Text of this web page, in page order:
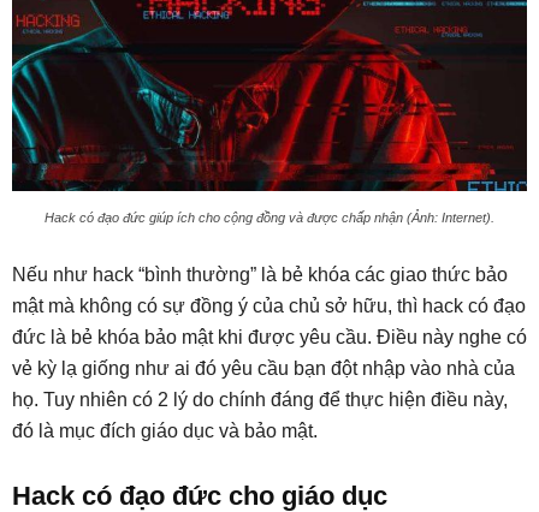
Hack có đạo đức giúp ích cho cộng đồng và được chấp nhận (Ảnh: Internet).
Nếu như hack “bình thường” là bẻ khóa các giao thức bảo
mật mà không có sự đồng ý của chủ sở hữu, thì hack có đạo
đức là bẻ khóa bảo mật khi được yêu cầu. Điều này nghe có
vẻ kỳ lạ giống như ai đó yêu cầu bạn đột nhập vào nhà của
họ. Tuy nhiên có 2 lý do chính đáng để thực hiện điều này,
đó là mục đích giáo dục và bảo mật.
Hack có đạo đức cho giáo dục